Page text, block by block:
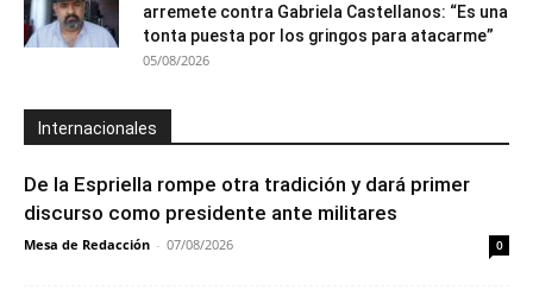
arremete contra Gabriela Castellanos: “Es una
tonta puesta por los gringos para atacarme”
05/08/2026
Internacionales
De la Espriella rompe otra tradición y dará primer
discurso como presidente ante militares
Mesa de Redacción - 07/08/2026 0